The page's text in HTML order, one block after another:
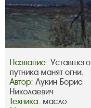
Название: Уставшего
путника манят огни.
Автор: Лукин Борис
Николаевич
Техника: масло